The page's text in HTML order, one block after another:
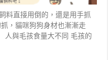
料直接用倒的，還是用手抓
，貓咪狗狗身材也漸漸走
與毛孩食量大不同 毛孩的